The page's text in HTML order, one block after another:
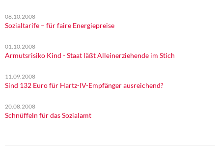
08.10.2008
Sozialtarife – für faire Energiepreise
01.10.2008
Armutsrisiko Kind - Staat läßt Alleinerziehende im Stich
11.09.2008
Sind 132 Euro für Hartz-IV-Empfänger ausreichend?
20.08.2008
Schnüffeln für das Sozialamt